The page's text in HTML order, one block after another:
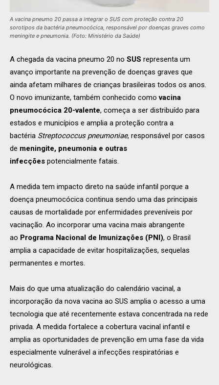
A vacina pneumo 20 passa a integrar o SUS com proteção contra 20
sorotipos da bactéria pneumocócica, responsável por doenças graves como
meningite e pneumonia. (Foto: Ministério da Saúde)
A chegada da vacina pneumo 20 no SUS representa um
avanço importante na prevenção de doenças graves que
ainda afetam milhares de crianças brasileiras todos os anos.
O novo imunizante, também conhecido comovacina
pneumocócica 20-valente, começa a ser distribuído para
estados e municípios e amplia a proteção contra a
bactéria Streptococcus pneumoniae, responsável por casos
de meningite, pneumonia e outras
infecções potencialmente fatais.
A medida tem impacto direto na saúde infantil porque a
doença pneumocócica continua sendo uma das principais
causas de mortalidade por enfermidades preveníveis por
vacinação. Ao incorporar uma vacina mais abrangente
ao Programa Nacional de Imunizações (PNI), o Brasil
amplia a capacidade de evitar hospitalizações, sequelas
permanentes e mortes.
Mais do que uma atualização do calendário vacinal, a
incorporação da nova vacina ao SUS amplia o acesso a uma
tecnologia que até recentemente estava concentrada na rede
privada. A medida fortalece a cobertura vacinal infantil e
amplia as oportunidades de prevenção em uma fase da vida
especialmente vulnerável a infecções respiratórias e
neurológicas.